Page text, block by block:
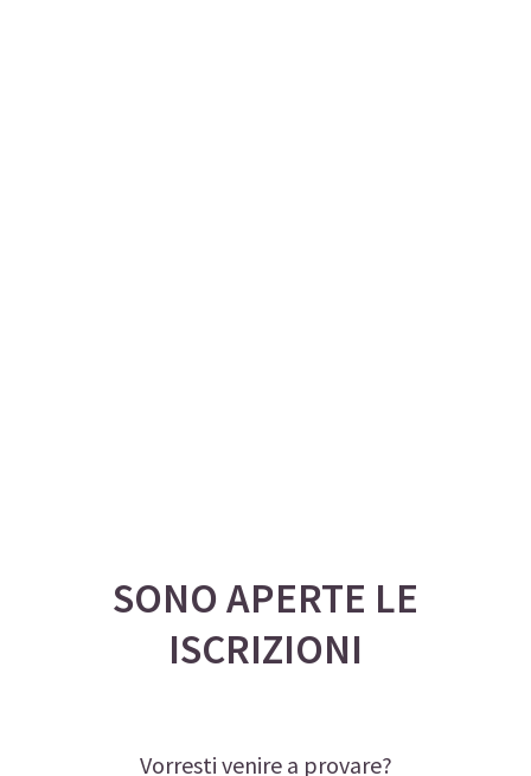
SONO APERTE LE
ISCRIZIONI
Vorresti venire a provare?